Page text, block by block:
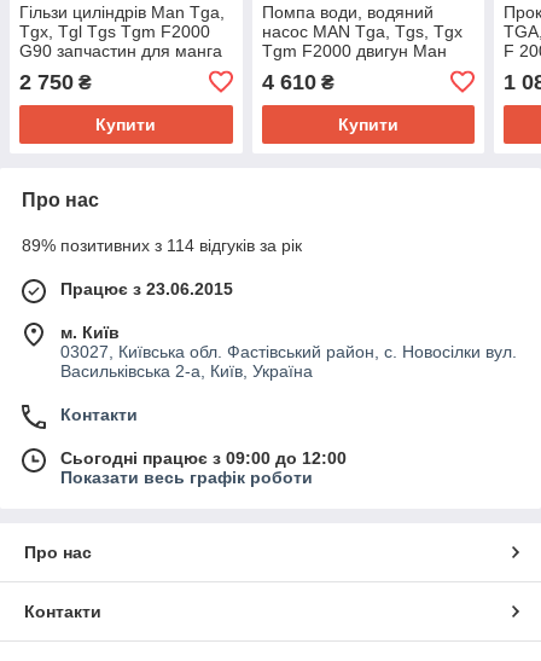
Гільзи циліндрів Man Tga,
Tgx, Tgl Tgs Tgm F2000
G90 запчастин для манга
89816110
2 750 ₴
Купити
Помпа води, водяний
насос MAN Tga, Tgs, Tgx
Tgm F2000 двигун Ман
вантажівок 20160220660
4 610₴
Купити
F
1
Про нас
89% позитивних з 114 відгуків за рік
Працює з 23.06.2015
м. Київ
03027, Київська обл. Фастівський район, с. Новосілки вул.
Васильківська 2-а, Київ, Україна
Контакти
Сьогодні працює з 09:00 до 12:00
Показати весь графік роботи
Про нас
Контакти